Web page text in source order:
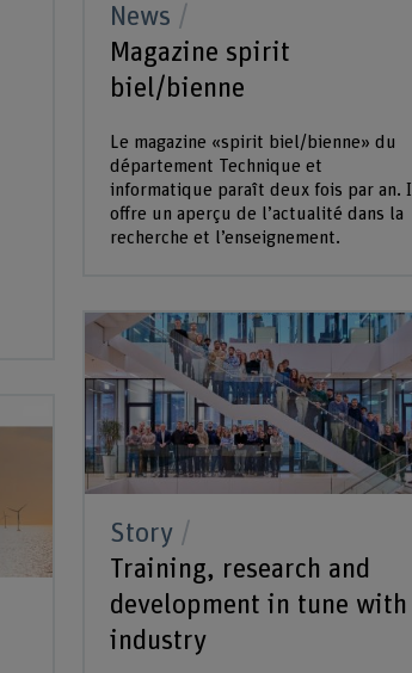
News
Magazine spirit
biel/bienne
Le magazine «spirit biel/bienne» du
département Technique et
informatique paraît deux fois par an. Il
offre un aperçu de l’actualité dans la
recherche et l’enseignement.
Story
Training, research and
development in tune with
industry